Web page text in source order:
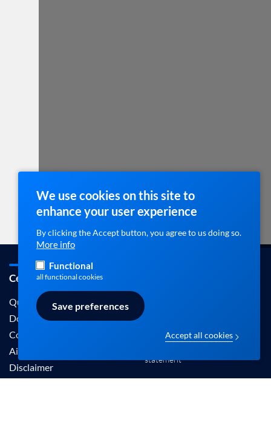
Cebam / ebpracticenet
Qui sommes-nous
Documentation
Contact
Aide
Disclaimer
statement
We use cookies on this site to
enhance your user experience
By clicking the Accept button, you agree to us doing so.
More info
Functional
all functional cookies
Save preferences
Accept all cookies